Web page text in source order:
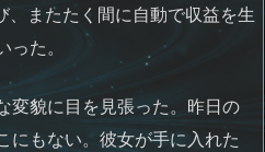
、またたく間に自動で収益を生
た。
変貌に目を見張った。昨日の
にもない。彼女が手に入れた